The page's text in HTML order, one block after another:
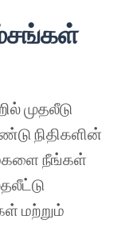
முதலீடு
நிதிகளின்
நீங்கள்
மற்றும்